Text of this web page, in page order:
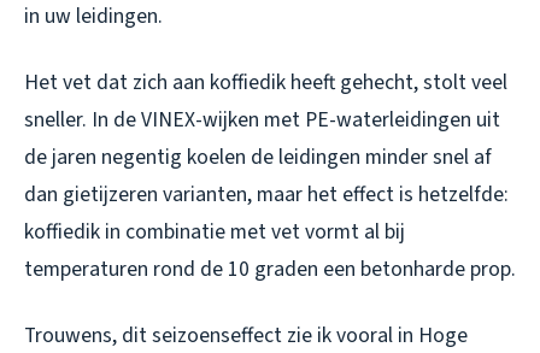
in uw leidingen.
Het vet dat zich aan koffiedik heeft gehecht, stolt veel
sneller. In de VINEX-wijken met PE-waterleidingen uit
de jaren negentig koelen de leidingen minder snel af
dan gietijzeren varianten, maar het effect is hetzelfde:
koffiedik in combinatie met vet vormt al bij
temperaturen rond de 10 graden een betonharde prop.
Trouwens, dit seizoenseffect zie ik vooral in Hoge